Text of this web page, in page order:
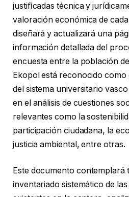
justiﬁcadas técnica y
valoración económica de
diseñará y actualizará una
información detallada del
encuesta entre la población
Ekopol está reconocido
del sistema universitario
en el análisis de cuestiones
relevantes como la
participación ciudadana, la
justicia ambiental, entre otras.
Este documento contemplará
inventariado sistemático de